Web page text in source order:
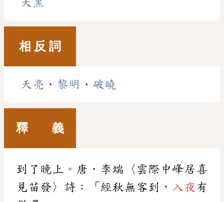
天黑
相 反 詞
天亮 、 黎明 、 破曉
釋 義
到了晚上。唐．李端〈雲際中峰居喜
見苗發〉詩：「經秋無客到， 入夜 有